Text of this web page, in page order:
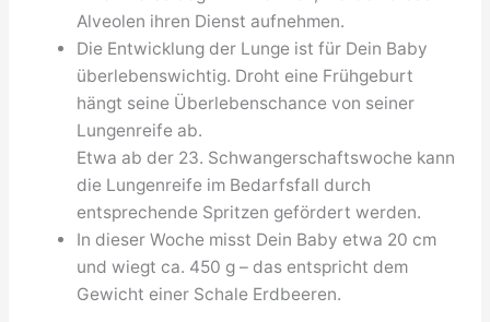
Alveolen ihren Dienst aufnehmen.
Die Entwicklung der Lunge ist für Dein Baby
überlebenswichtig. Droht eine Frühgeburt
hängt seine Überlebenschance von seiner
Lungenreife ab.
Etwa ab der 23. Schwangerschaftswoche kann
die Lungenreife im Bedarfsfall durch
entsprechende Spritzen gefördert werden.
In dieser Woche misst Dein Baby etwa 20 cm
und wiegt ca. 450 g – das entspricht dem
Gewicht einer Schale Erdbeeren.